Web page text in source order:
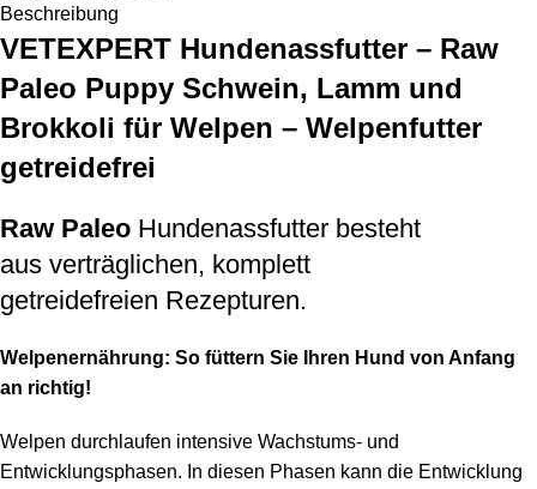
Beschreibung
VETEXPERT Hundenassfutter – Raw
Paleo Puppy Schwein, Lamm und
Brokkoli für Welpen – Welpenfutter
getreidefrei
Raw Paleo Hundenassfutter besteht
aus verträglichen, komplett
getreidefreien Rezepturen.
Welpenernährung: So füttern Sie Ihren Hund von Anfang
an richtig!
Welpen durchlaufen intensive Wachstums- und
Entwicklungsphasen. In diesen Phasen kann die Entwicklung